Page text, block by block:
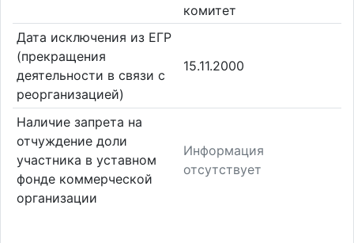
комитет
Дата исключения из ЕГР
(прекращения
деятельности в связи с
реорганизацией)
15.11.2000
Наличие запрета на
отчуждение доли
участника в уставном
фонде коммерческой
организации
Информация
отсутствует